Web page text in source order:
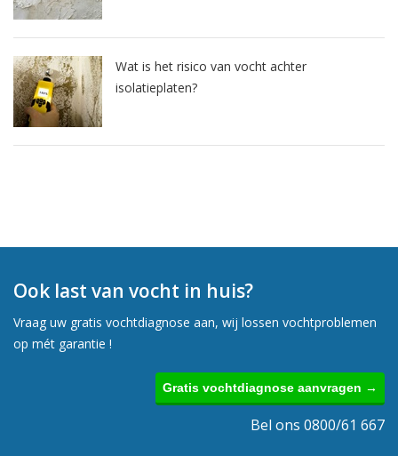
Wat is het risico van vocht achter
isolatieplaten?
Ook last van vocht in huis?
Vraag uw gratis vochtdiagnose aan, wij lossen vochtproblemen
op mét garantie !
Gratis vochtdiagnose aanvragen →
Bel ons 0800/61 667